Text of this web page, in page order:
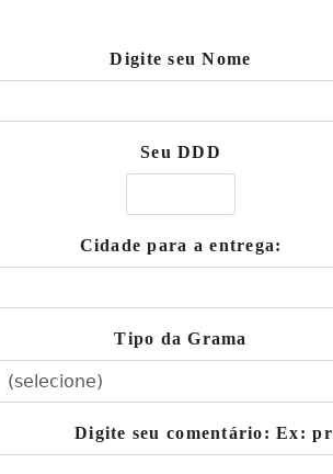
Digite seu Nome
Seu DDD
Cidade para a entrega:
Tipo da Grama
Digite seu comentário: Ex: